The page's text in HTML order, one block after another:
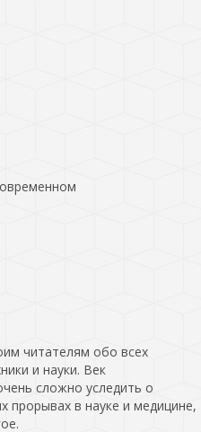
читателям обо всех
и науки. Век
сложно уследить о
прорывах в науке и медицине,